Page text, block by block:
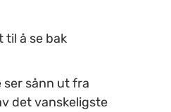
til å se bak
ser sånn ut fra
det vanskeligste